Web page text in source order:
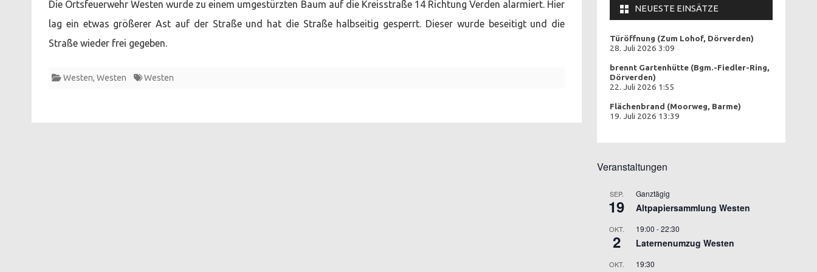
Die Ortsfeuerwehr Westen wurde zu einem umgestürzten Baum auf die Kreisstraße 14 Richtung Verden alarmiert. Hier
lag ein etwas größerer Ast auf der Straße und hat die Straße halbseitig gesperrt. Dieser wurde beseitigt und die
Straße wieder frei gegeben.
Westen, Westen Westen
NEUESTE EINSÄTZE
Türöffnung (Zum Lohof, Dörverden)
28. Juli 2026 3:09
brennt Gartenhütte (Bgm.-Fiedler-Ring,
Dörverden)
22. Juli 2026 1:55
Flächenbrand (Moorweg, Barme)
19. Juli 2026 13:39
Veranstaltungen
SEP.
19
Ganztägig
Altpapiersammlung Westen
OKT.
2
19:00 -22:30
Laternenumzug Westen
OKT. 19:30